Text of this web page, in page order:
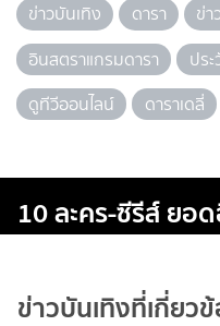
ข่าวบันเทิง ดารา ข่า
อินสตราแกรมดารา
ปร
ดูทีวีออนไลน์
ดาราเดลี่
10 ละคร-ซีรีส์ ยอ
ข่าวบันเทิงที่เกี่ยว